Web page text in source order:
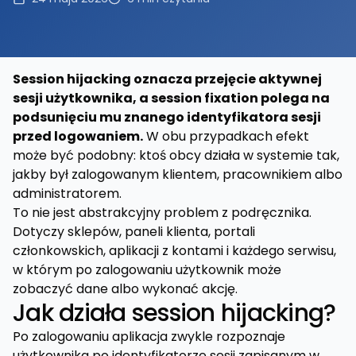
Session hijacking oznacza przejęcie aktywnej
sesji użytkownika, a session fixation polega na
podsunięciu mu znanego identyfikatora sesji
przed logowaniem.W obu przypadkach efekt
może być podobny: ktoś obcy działa w systemie tak,
jakby był zalogowanym klientem, pracownikiem albo
administratorem.
To nie jest abstrakcyjny problem z podręcznika.
Dotyczy sklepów, paneli klienta, portali
członkowskich, aplikacji z kontami i każdego serwisu,
w którym po zalogowaniu użytkownik może
zobaczyć dane albo wykonać akcję.
Jak działa session hijacking?
Po zalogowaniu aplikacja zwykle rozpoznaje